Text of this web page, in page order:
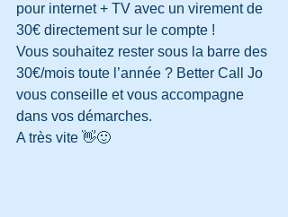
pour internet + TV avec un virement de
30€ directement sur le compte !
Vous souhaitez rester sous la barre des
30€/mois toute l’année ? Better Call Jo
vous conseille et vous accompagne
dans vos démarches.
A très vite 👋🙂